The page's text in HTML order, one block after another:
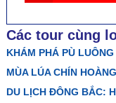
Các tour cùng
KHÁM PHÁ PÙ
MÙA LÚA CHÍN
DU LỊCH ĐÔNG BẮC: